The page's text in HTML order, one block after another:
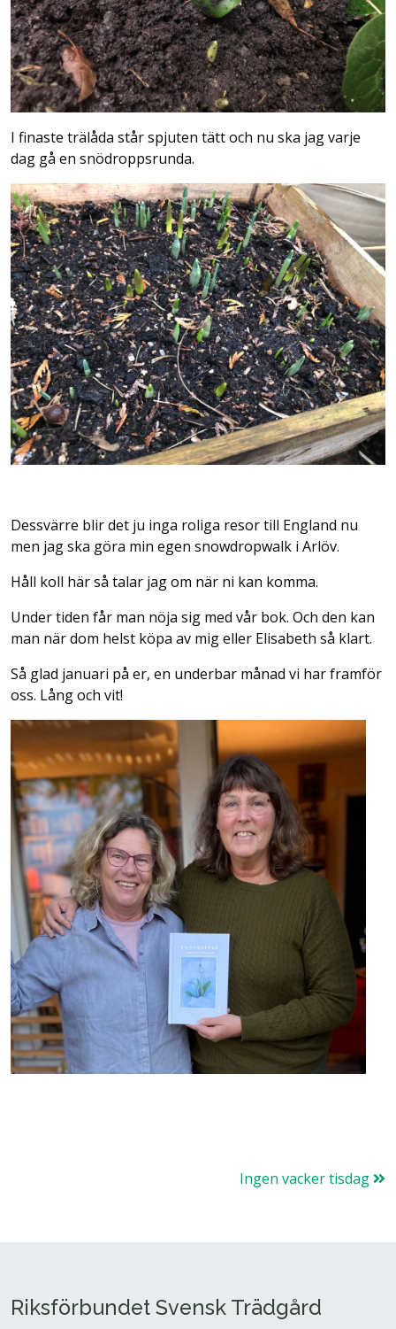
I finaste trälåda står spjuten tätt och nu ska jag varje
dag gå en snödroppsrunda.
Dessvärre blir det ju inga roliga resor till England nu
men jag ska göra min egen snowdropwalk i Arlöv.
Håll koll här så talar jag om när ni kan komma.
Under tiden får man nöja sig med vår bok. Och den kan
man när dom helst köpa av mig eller Elisabeth så klart.
Så glad januari på er, en underbar månad vi har framför
oss. Lång och vit!
Ingen vacker tisdag
Riksförbundet Svensk Trädgård